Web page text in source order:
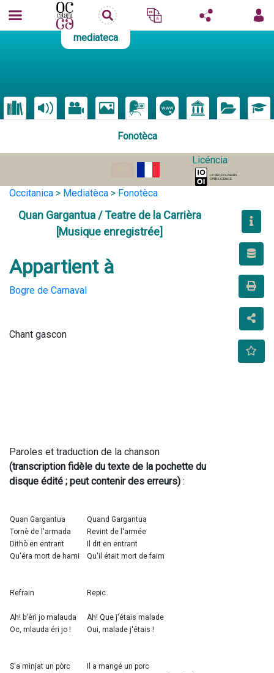
mediateca
Fonotèca
Licéncia
Occitanica > Mediatèca > Fonotèca
Quan Gargantua / Teatre de la Carrièra
[Musique enregistrée]
Appartient à
Bogre de Carnaval
Chant gascon
(transcription fidèle du texte de la pochette du
disque édité ; peut contenir des erreurs) :
Quan Gargantua
Quand Gargantua
Tornè de l'armada
Revint de l'armée
Dithò en entrant
Il dit en entrant
Qu'éra mort de hami
Qu'il était mort de faim
Refrain Repic
Ah! b'éri jo malauda
Ah! Que j'étais malade
Oc, mlauda éri jo !
Oui, malade j'étais !
S'a minjat un pòrc
Il a mangé un porc